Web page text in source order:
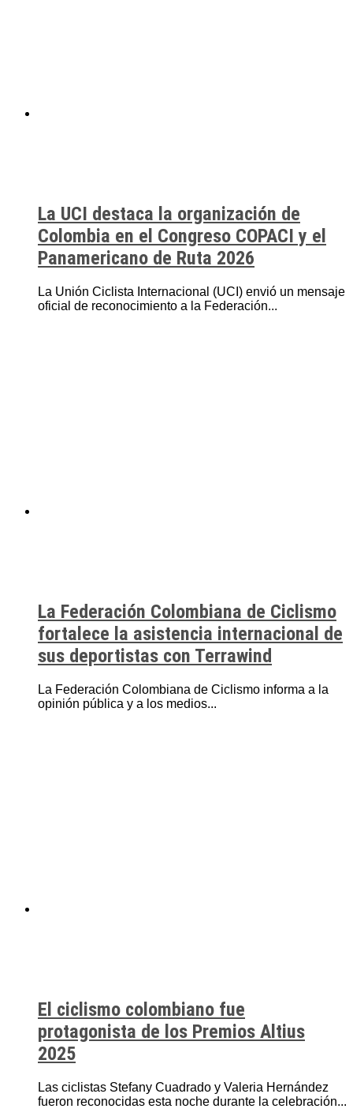
La UCI destaca la organización de
Colombia en el Congreso COPACI y el
Panamericano de Ruta 2026
La Unión Ciclista Internacional (UCI) envió un mensaje
oficial de reconocimiento a la Federación...
La Federación Colombiana de Ciclismo
fortalece la asistencia internacional de
sus deportistas con Terrawind
La Federación Colombiana de Ciclismo informa a la
opinión pública y a los medios...
El ciclismo colombiano fue
protagonista de los Premios Altius
2025
Las ciclistas Stefany Cuadrado y Valeria Hernández
fueron reconocidas esta noche durante la celebración...